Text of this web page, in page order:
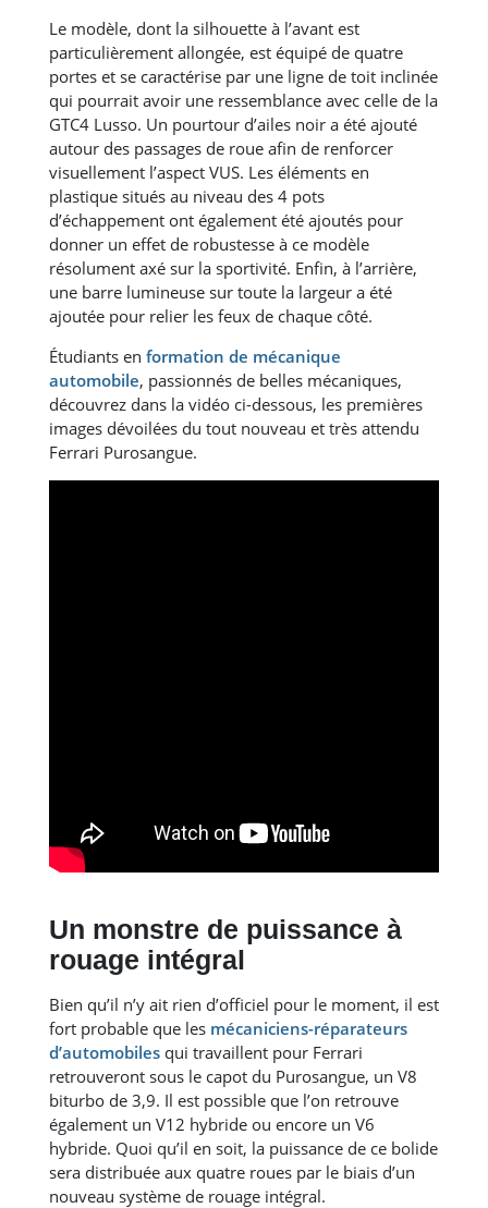
Le modèle, dont la silhouette à l’avant est
particulièrement allongée, est équipé de quatre
portes et se caractérise par une ligne de toit inclinée
qui pourrait avoir une ressemblance avec celle de la
GTC4 Lusso. Un pourtour d’ailes noir a été ajouté
autour des passages de roue afin de renforcer
visuellement l’aspect VUS. Les éléments en
plastique situés au niveau des 4 pots
d’échappement ont également été ajoutés pour
donner un effet de robustesse à ce modèle
résolument axé sur la sportivité. Enfin, à l’arrière,
une barre lumineuse sur toute la largeur a été
ajoutée pour relier les feux de chaque côté.
Étudiants en formation de mécanique
automobile, passionnés de belles mécaniques,
découvrez dans la vidéo ci-dessous, les premières
images dévoilées du tout nouveau et très attendu
Ferrari Purosangue.
Un monstre de puissance à
rouage intégral
Bien qu’il n’y ait rien d’officiel pour le moment, il est
fort probable que les mécaniciens-réparateurs
d’automobiles qui travaillent pour Ferrari
retrouveront sous le capot du Purosangue, un V8
biturbo de 3,9. Il est possible que l’on retrouve
également un V12 hybride ou encore un V6
hybride. Quoi qu’il en soit, la puissance de ce bolide
sera distribuée aux quatre roues par le biais d’un
nouveau système de rouage intégral.